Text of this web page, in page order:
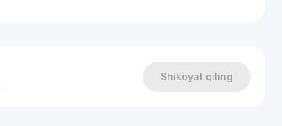
Shikoyat qiling